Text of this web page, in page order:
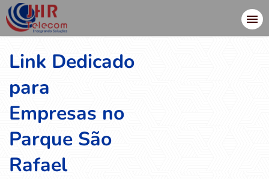
Link Dedicado
para
Empresas no
Parque São
Rafael